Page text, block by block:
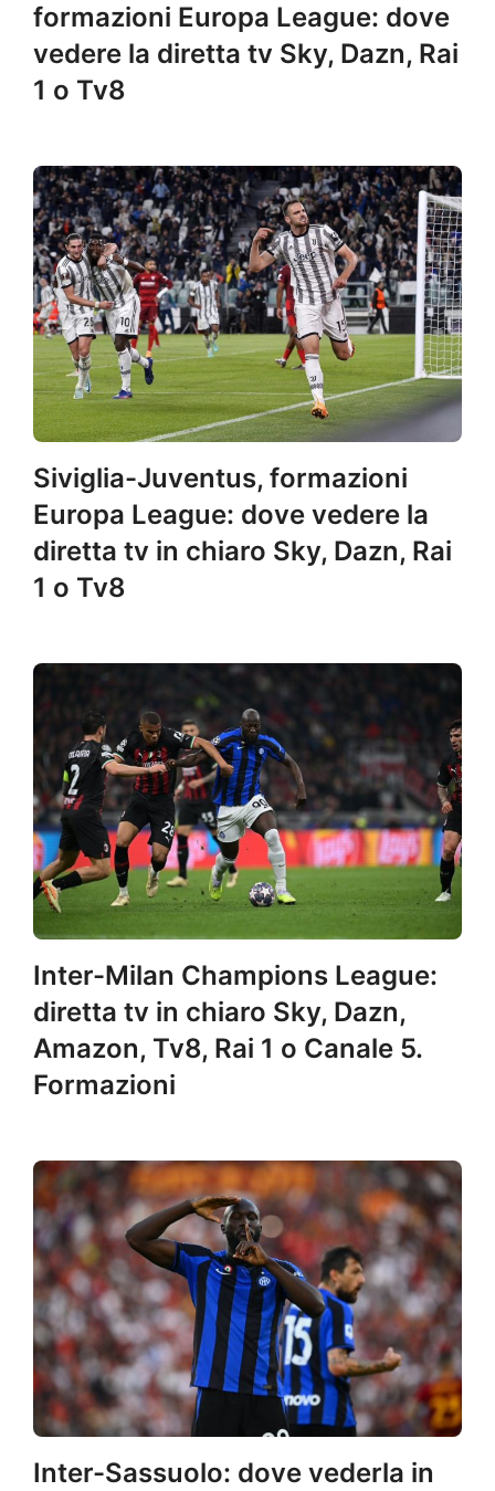
formazioni Europa League: dove
vedere la diretta tv Sky, Dazn, Rai
1 o Tv8
Siviglia-Juventus, formazioni
Europa League: dove vedere la
diretta tv in chiaro Sky, Dazn, Rai
1 o Tv8
Inter-Milan Champions League:
diretta tv in chiaro Sky, Dazn,
Amazon, Tv8, Rai 1 o Canale 5.
Formazioni
Inter-Sassuolo: dove vederla in